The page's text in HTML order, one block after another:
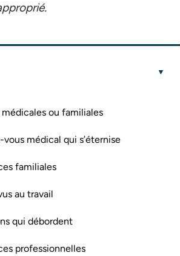
ou familiales
vous médical qui s’éternise
familiales
au travail
qui débordent
professionnelles